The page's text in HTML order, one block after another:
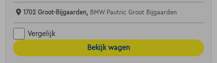
1702 Groot-Bijgaarden, BMW Pautric Groot Bijgaarden
Vergelijk
Bekijk wagen